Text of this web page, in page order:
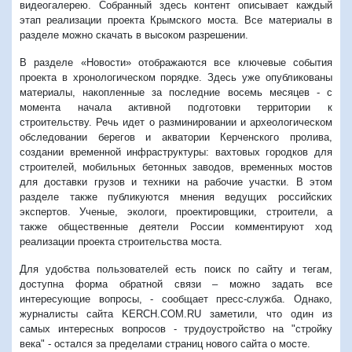
видеогалерею. Собранный здесь контент описывает каждый
этап реализации проекта Крымского моста. Все материалы в
разделе можно скачать в высоком разрешении.
В разделе «Новости» отображаются все ключевые события
проекта в хронологическом порядке. Здесь уже опубликованы
материалы, накопленные за последние восемь месяцев - с
момента начала активной подготовки территории к
строительству. Речь идет о разминировании и археологическом
обследовании берегов и акватории Керченского пролива,
создании временной инфраструктуры: вахтовых городков для
строителей, мобильных бетонных заводов, временных мостов
для доставки грузов и техники на рабочие участки. В этом
разделе также публикуются мнения ведущих российских
экспертов. Ученые, экологи, проектировщики, строители, а
также общественные деятели России комментируют ход
реализации проекта строительства моста.
Для удобства пользователей есть поиск по сайту и тегам,
доступна форма обратной связи – можно задать все
интересующие вопросы, - сообщает пресс-служба. Однако,
журналисты сайта KERCH.COM.RU заметили, что один из
самых интересных вопросов - трудоустройство на "стройку
века" - остался за пределами страниц нового сайта о мосте.